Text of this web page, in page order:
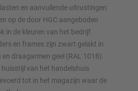
en aanvullende uitrustingen
op de door HGC aangeboden
in de kleuren van het bedrijf
en frames zijn zwart gelakt in
draagarmen geel (RAL 1018).
van het handelshuis
tot in het magazijn waar de